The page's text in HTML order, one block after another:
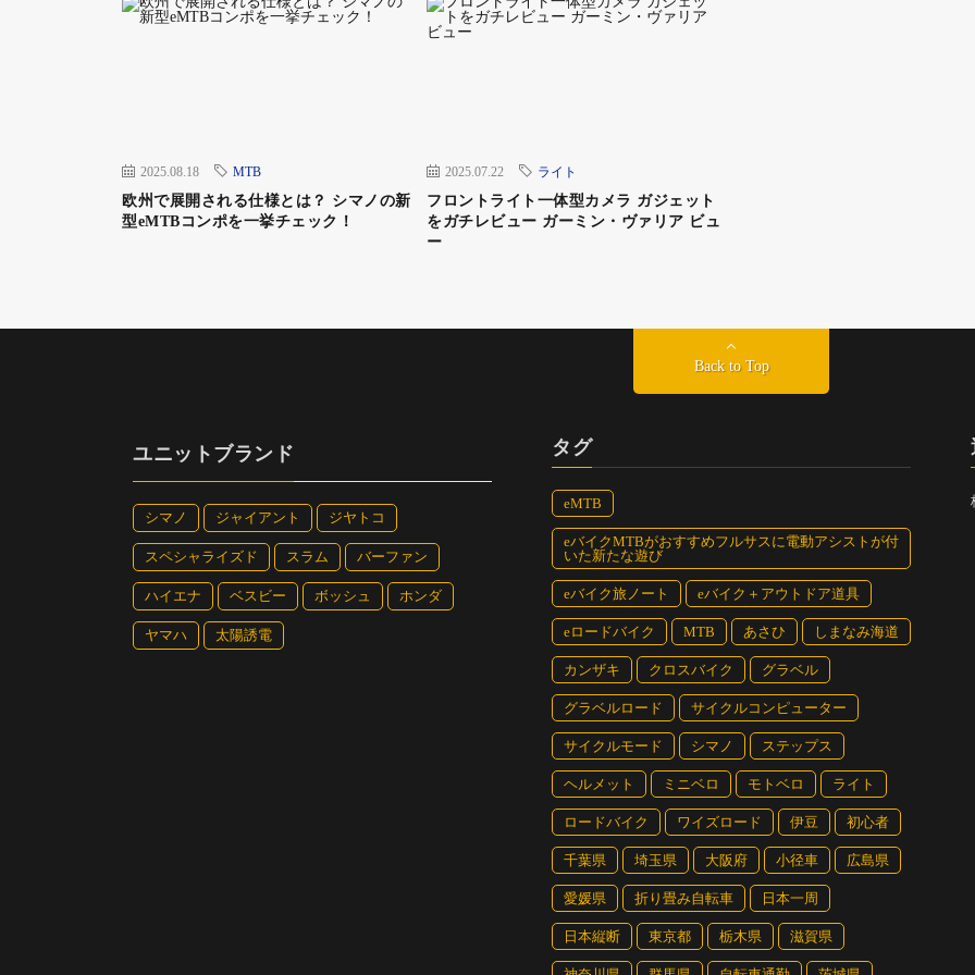
お台場と言えばユニコーンガンダム。ガンダムの下は自転車乗り入れ禁止なので横を通過
2025.08.18 MTB
欧州で展開される仕様とは？ シマノの新
型eMTBコンポを一挙チェック！
2025.07.22 ライト
フロントライト一体型カメラ ガジェット
をガチレビュー ガーミン・ヴァリア ビュ
ー
Back to Top
ユニットブランド
シマノ ジャイアント ジヤトコ
スペシャライズド スラム バーファン
ハイエナ ベスビー ボッシュ ホンダ
ヤマハ 太陽誘電
タグ
eMTB
eバイクMTBがおすすめフルサスに電動アシストが付
いた新たな遊び
eバイク旅ノート eバイク＋アウトドア道具
eロードバイク MTB あさひ しまなみ海道
カンザキ クロスバイク グラベル
グラベルロード サイクルコンピューター
サイクルモード シマノ ステップス
ヘルメット ミニベロ モトベロ ライト
ロードバイク ワイズロード 伊豆 初心者
千葉県 埼玉県 大阪府 小径車 広島県
愛媛県 折り畳み自転車 日本一周
日本縦断 東京都 栃木県 滋賀県